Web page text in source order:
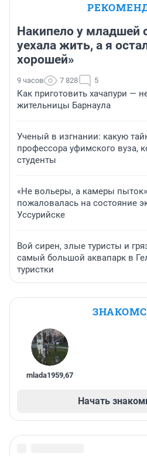
Накипело у младшей
уехала жить, а я
хорошей»
9 часов 7 828 5
Как приготовить хачапури —
жительницы Барнаула
Ученый в изгнании: какую
профессора уфимского вуза,
студенты
«Не вольеры, а камеры
пожаловалась на состояние
Уссурийске
Вой сирен, злые туристы и
самый большой аквапарк в
туристки
mlada1959,67
Начать